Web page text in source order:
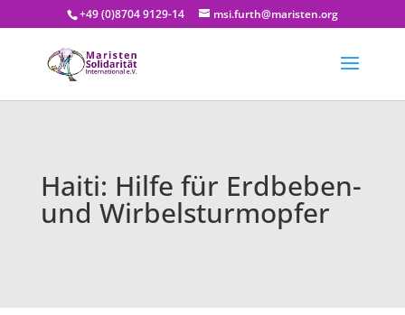
+49 (0)8704 9129-14 msi.furth@maristen.org
Haiti: Hilfe für Erdbeben-
und Wirbelsturmopfer